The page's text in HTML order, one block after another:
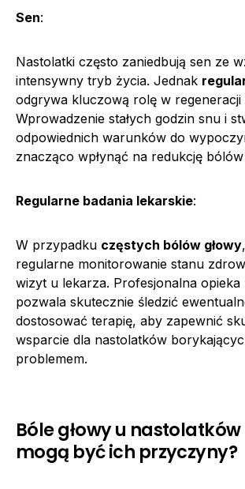
Sen:
Nastolatki często zaniedbują sen ze
intensywny tryb życia. Jednak
odgrywa kluczową rolę w regeneracji
Wprowadzenie stałych godzin snu i
odpowiednich warunków do
znacząco wpłynąć na redukcję bólów
Regularne badania lekarskie:
W przypadku częstych bólów głowy
regularne monitorowanie stanu
wizyt u lekarza. Profesjonalna opieka
pozwala skutecznie śledzić
dostosować terapię, aby zapewnić
wsparcie dla nastolatków
problemem.
Bóle głowy u
mogą być ich przyczyny?